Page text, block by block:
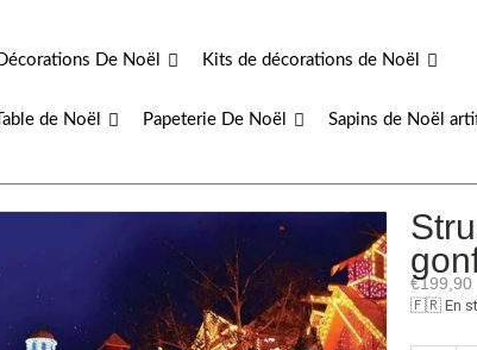
Décorations De Noël Kits de décorations de Noël
Table de Noël Papeterie De Noël Sapins de Noël
€199,90
🇫🇷 En